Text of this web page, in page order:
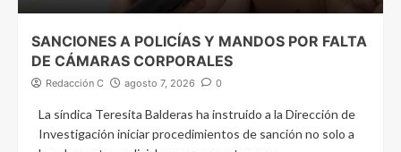
SANCIONES A POLICÍAS Y MANDOS POR FALTA
DE CÁMARAS CORPORALES
Redacción C agosto 7, 2026 0
La síndica Teresita Balderas ha instruido a la Dirección de
Investigación iniciar procedimientos de sanción no solo a